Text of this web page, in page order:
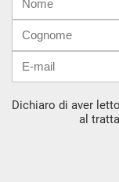
mail
Dichiaro di aver
al